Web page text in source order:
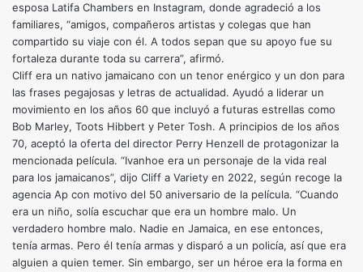
esposa Latifa Chambers en Instagram, donde agradeció a los
familiares, “amigos, compañeros artistas y colegas que han
compartido su viaje con él. A todos sepan que su apoyo fue su
fortaleza durante toda su carrera”, afirmó.
Cliff era un nativo jamaicano con un tenor enérgico y un don para
las frases pegajosas y letras de actualidad. Ayudó a liderar un
movimiento en los años 60 que incluyó a futuras estrellas como
Bob Marley, Toots Hibbert y Peter Tosh. A principios de los años
70, aceptó la oferta del director Perry Henzell de protagonizar la
mencionada película. “Ivanhoe era un personaje de la vida real
para los jamaicanos”, dijo Cliff a Variety en 2022, según recoge la
agencia Ap con motivo del 50 aniversario de la película. “Cuando
era un niño, solía escuchar que era un hombre malo. Un
verdadero hombre malo. Nadie en Jamaica, en ese entonces,
tenía armas. Pero él tenía armas y disparó a un policía, así que era
alguien a quien temer. Sin embargo, ser un héroe era la forma en